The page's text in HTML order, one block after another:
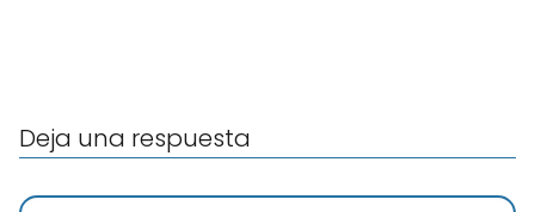
Deja una respuesta